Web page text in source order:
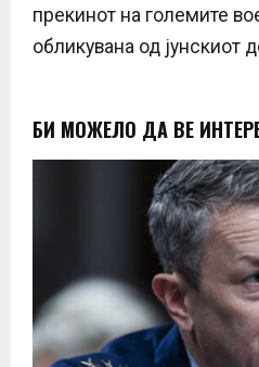
прекинот на големите
обликувана од јунскиот
БИ МОЖЕЛО ДА ВЕ